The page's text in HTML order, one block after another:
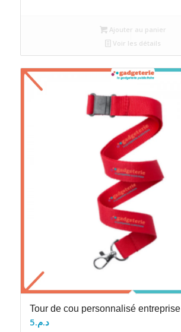
Ajouter au panier
Voir les détails
Tour de cou personnalisé entreprise
د.م.5